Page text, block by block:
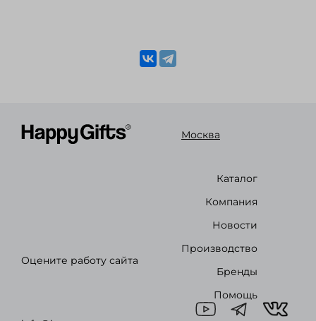
Оцените работу сайта
Москва
Каталог
Компания
Новости
Производство
Бренды
Помощь